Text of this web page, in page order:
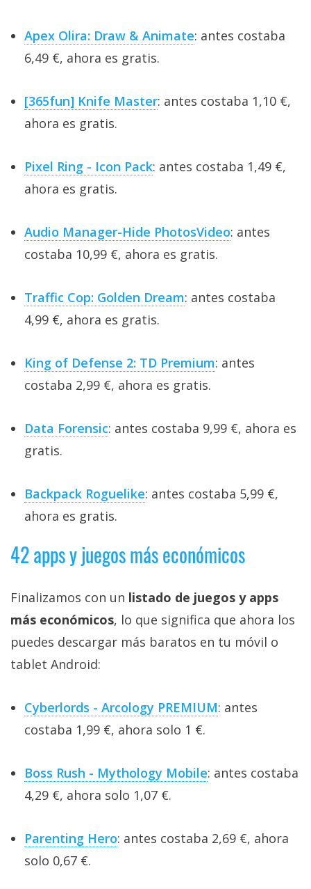
Apex Olira: Draw & Animate: antes costaba
6,49 €, ahora es gratis.
[365fun] Knife Master: antes costaba 1,10 €,
ahora es gratis.
Pixel Ring - Icon Pack: antes costaba 1,49 €,
ahora es gratis.
Audio Manager-Hide PhotosVideo: antes
costaba 10,99 €, ahora es gratis.
Traffic Cop: Golden Dream: antes costaba
4,99 €, ahora es gratis.
King of Defense 2: TD Premium: antes
costaba 2,99 €, ahora es gratis.
Data Forensic: antes costaba 9,99 €, ahora es
gratis.
Backpack Roguelike: antes costaba 5,99 €,
ahora es gratis.
42 apps y juegos más económicos
Finalizamos con un listado de juegos y apps
más económicos, lo que significa que ahora los
puedes descargar más baratos en tu móvil o
tablet Android:
Cyberlords - Arcology PREMIUM: antes
costaba 1,99 €, ahora solo 1 €.
Boss Rush - Mythology Mobile: antes costaba
4,29 €, ahora solo 1,07 €.
Parenting Hero: antes costaba 2,69 €, ahora
solo 0,67 €.